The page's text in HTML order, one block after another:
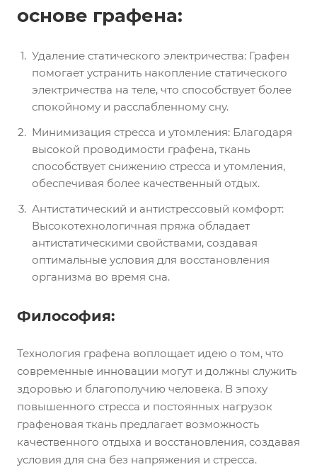
основе графена:
Удаление статического электричества: Графен
помогает устранить накопление статического
электричества на теле, что способствует более
спокойному и расслабленному сну.
Минимизация стресса и утомления: Благодаря
высокой проводимости графена, ткань
способствует снижению стресса и утомления,
обеспечивая более качественный отдых.
Антистатический и антистрессовый комфорт:
Высокотехнологичная пряжа обладает
антистатическими свойствами, создавая
оптимальные условия для восстановления
организма во время сна.
Философия:
Технология графена воплощает идею о том, что
современные инновации могут и должны служить
здоровью и благополучию человека. В эпоху
повышенного стресса и постоянных нагрузок
графеновая ткань предлагает возможность
качественного отдыха и восстановления, создавая
условия для сна без напряжения и стресса.